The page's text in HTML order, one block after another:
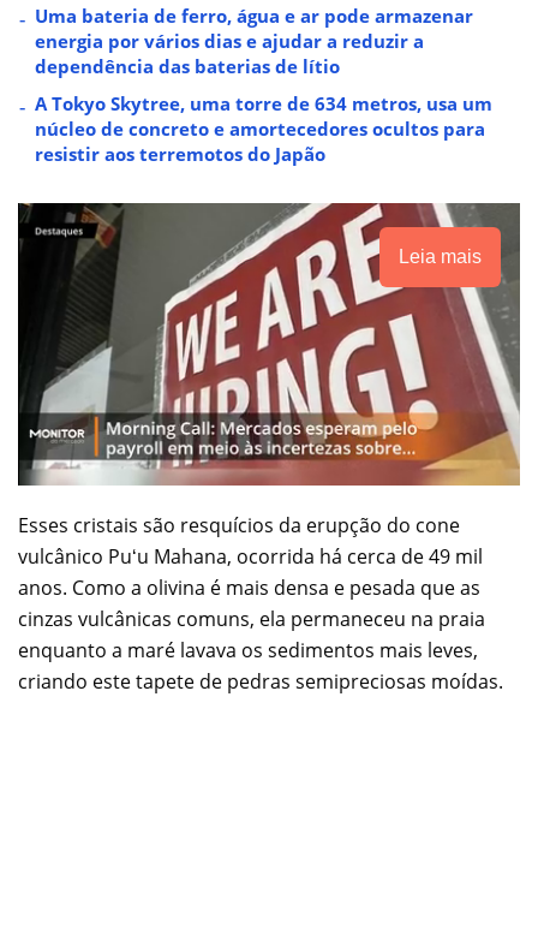
Uma bateria de ferro, água e ar pode armazenar
energia por vários dias e ajudar a reduzir a
dependência das baterias de lítio
A Tokyo Skytree, uma torre de 634 metros, usa um
núcleo de concreto e amortecedores ocultos para
resistir aos terremotos do Japão
Leia mais
Esses cristais são resquícios da erupção do cone
vulcânico Puʻu Mahana, ocorrida há cerca de 49 mil
anos. Como a olivina é mais densa e pesada que as
cinzas vulcânicas comuns, ela permaneceu na praia
enquanto a maré lavava os sedimentos mais leves,
criando este tapete de pedras semipreciosas moídas.